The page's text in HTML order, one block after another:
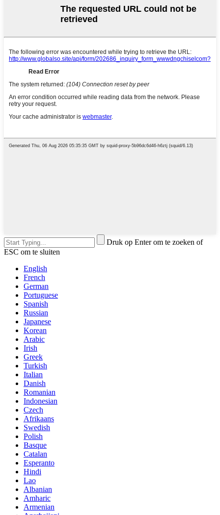
Druk op Enter om te zoeken of
ESC om te sluiten
English
French
German
Portuguese
Spanish
Russian
Japanese
Korean
Arabic
Irish
Greek
Turkish
Italian
Danish
Romanian
Indonesian
Czech
Afrikaans
Swedish
Polish
Basque
Catalan
Esperanto
Hindi
Lao
Albanian
Amharic
Armenian